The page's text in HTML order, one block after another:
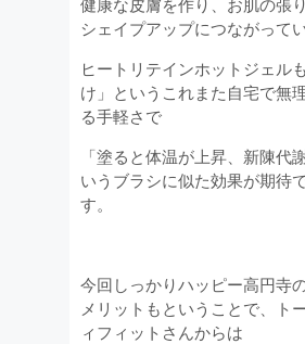
シェイプアップにつながって
ヒートリテインホットジェル
け」というこれまた自宅で無
る手軽さで
「塗ると体温が上昇、新陳代
いうブラシに似た効果が期待
す。
今回しっかりハッピー高円寺
メリットもということで、ト
ィフィットさんからは